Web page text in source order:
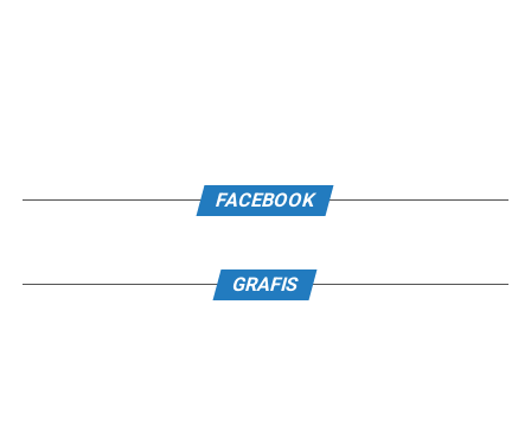
FACEBOOK
GRAFIS